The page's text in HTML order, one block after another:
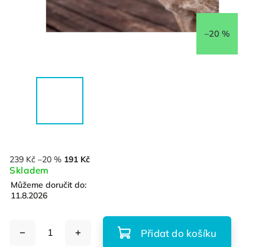
–20 %
239 Kč –20 % 191 Kč
Skladem
Můžeme doručit do:
11.8.2026
Přidat do košíku